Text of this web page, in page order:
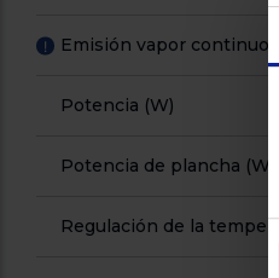
! Emisión vapor continuo
Potencia (W)
Potencia de plancha (W)
Regulación de la